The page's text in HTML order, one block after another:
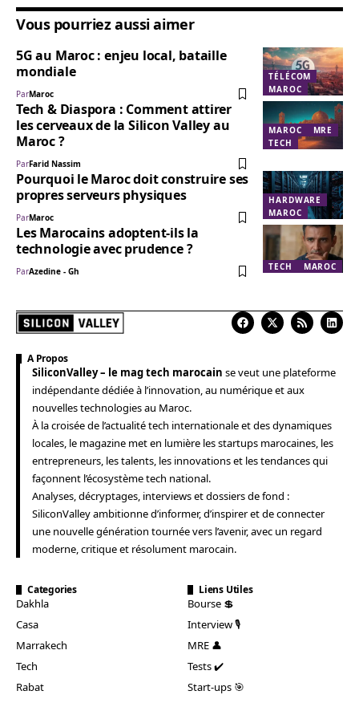
Vous pourriez aussi aimer
TÉLÉCOM
MAROC
5G au Maroc : enjeu local, bataille
mondiale
ParMaroc
MAROC
MRE
TECH
Tech & Diaspora : Comment attirer
les cerveaux de la Silicon Valley au
Maroc ?
ParFarid Nassim
HARDWARE
MAROC
Pourquoi le Maroc doit construire ses
propres serveurs physiques
ParMaroc
TECH MAROC
Les Marocains adoptent-ils la
technologie avec prudence ?
ParAzedine - Gh
A Propos
SiliconValley – le mag tech marocain se veut une plateforme
indépendante dédiée à l’innovation, au numérique et aux
nouvelles technologies au Maroc.
À la croisée de l’actualité tech internationale et des dynamiques
locales, le magazine met en lumière les startups marocaines, les
entrepreneurs, les talents, les innovations et les tendances qui
façonnent l’écosystème tech national.
Analyses, décryptages, interviews et dossiers de fond :
SiliconValley ambitionne d’informer, d’inspirer et de connecter
une nouvelle génération tournée vers l’avenir, avec un regard
moderne, critique et résolument marocain.
Categories
Dakhla
Casa
Marrakech
Tech
Rabat
Liens Utiles
Bourse 💲
Interview 🎙️
MRE 👤
Tests ✔️
Start-ups 🎯